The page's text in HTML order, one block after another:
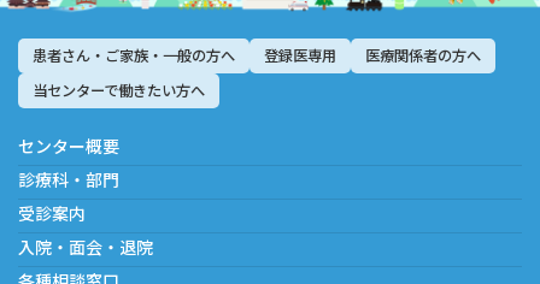
患者さん・ご家族・一般の方へ 登録医専用
医療関係者の方へ
当センターで働きたい方へ
センター概要
診療科・部門
受診案内
入院・面会・退院